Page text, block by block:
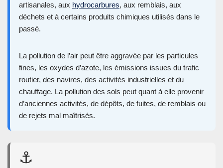
artisanales, aux hydrocarbures, aux remblais, aux
déchets et à certains produits chimiques utilisés dans le
passé.
La pollution de l’air peut être aggravée par les particules
fines, les oxydes d’azote, les émissions issues du trafic
routier, des navires, des activités industrielles et du
chauffage. La pollution des sols peut quant à elle provenir
d’anciennes activités, de dépôts, de fuites, de remblais ou
de rejets mal maîtrisés.
⚓